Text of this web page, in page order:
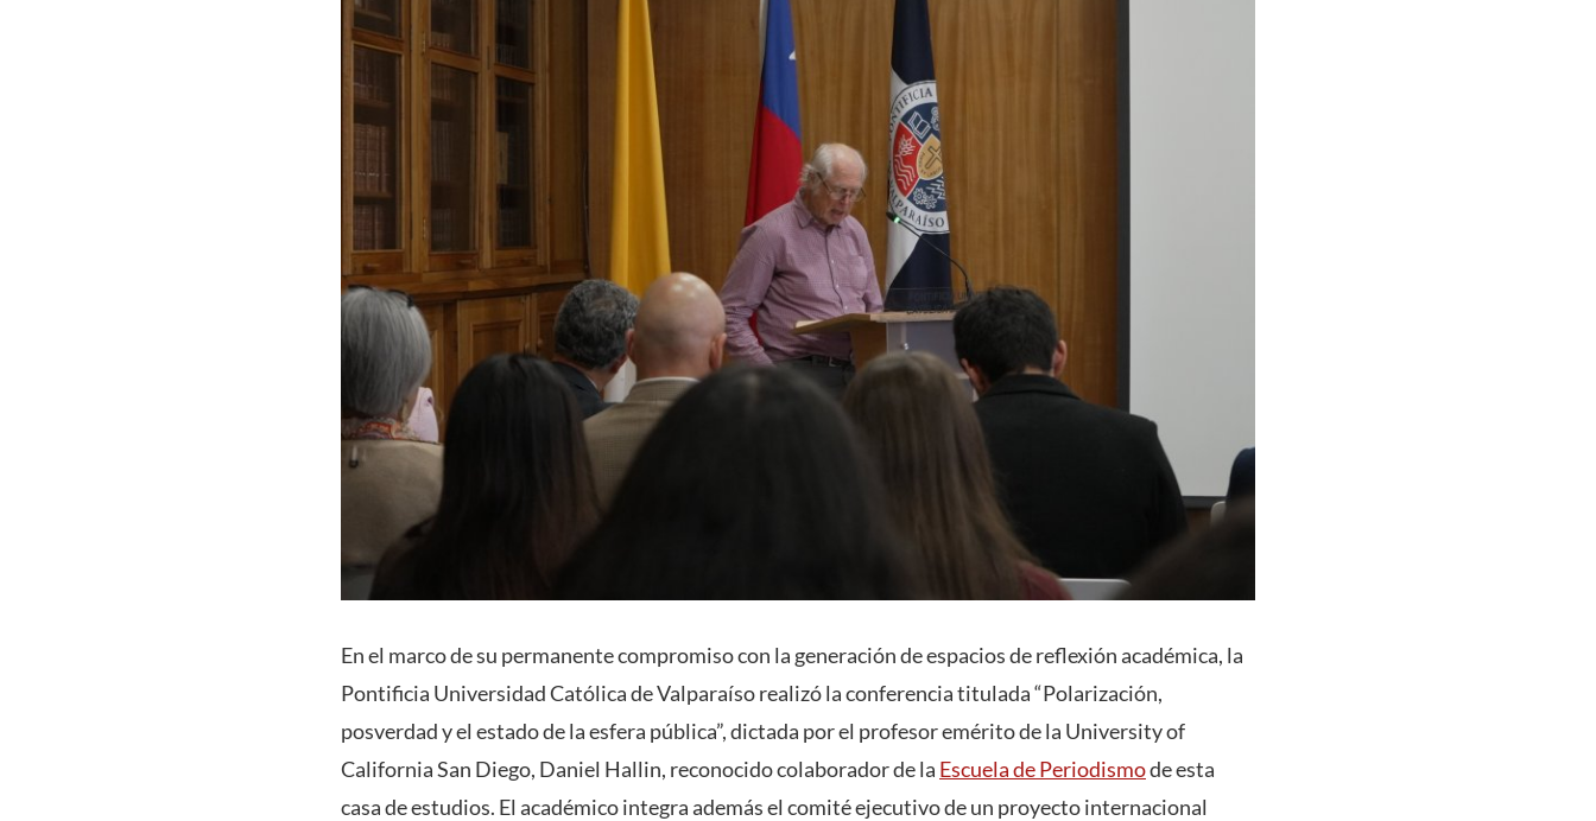
En el marco de su permanente compromiso con la generación de espacios de reflexión académica, la
Pontificia Universidad Católica de Valparaíso realizó la conferencia titulada “Polarización,
posverdad y el estado de la esfera pública”, dictada por el profesor emérito de la University of
California San Diego, Daniel Hallin, reconocido colaborador de la Escuela de Periodismode esta
casa de estudios. El académico integra además el comité ejecutivo de un proyecto internacional